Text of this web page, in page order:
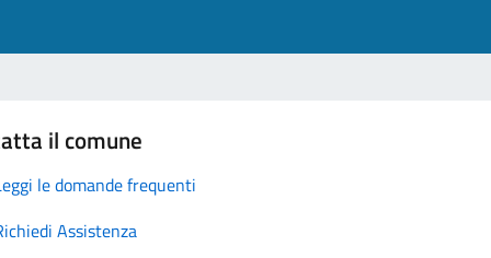
il comune
le domande frequenti
Assistenza